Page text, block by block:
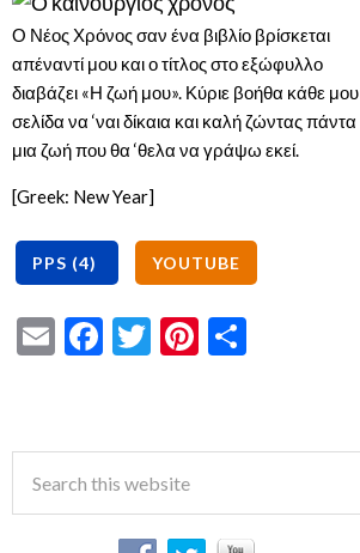
Ο Νέος Χρόνος σαν ένα βιβλίο βρίσκεται
απέναντί μου και ο τίτλος στο εξώφυλλο
διαβάζει «Η ζωή μου». Κύριε βοήθα κάθε μου
σελίδα να ‘ναι δίκαια και καλή ζώντας πάντα
μια ζωή που θα ‘θελα να γράψω εκεί.
[Greek: New Year]
EmailFacebook
TwitterPinterest